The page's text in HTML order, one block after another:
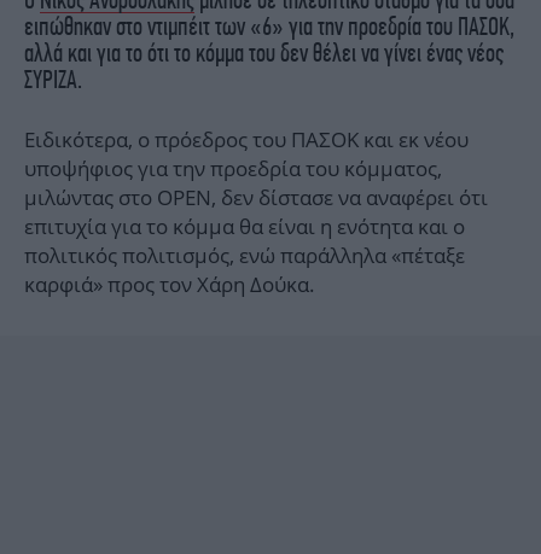
ειπώθηκαν στο ντιμπέιτ των «6» για την προεδρία του ΠΑΣΟΚ,
αλλά και για το ότι το κόμμα του δεν θέλει να γίνει ένας νέος
ΣΥΡΙΖΑ.
Ειδικότερα, ο πρόεδρος του ΠΑΣΟΚ και εκ νέου
υποψήφιος για την προεδρία του κόμματος,
μιλώντας στο OPEN, δεν δίστασε να αναφέρει ότι
επιτυχία για το κόμμα θα είναι η ενότητα και ο
πολιτικός πολιτισμός, ενώ παράλληλα «πέταξε
καρφιά» προς τον Χάρη Δούκα.